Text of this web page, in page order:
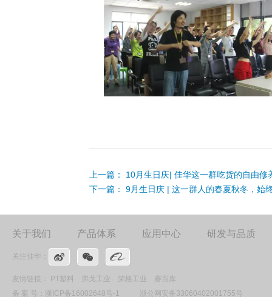
上一篇： 10月生日庆| 佳华这一群吃货的自由修
下一篇： 9月生日庆 | 这一群人的春夏秋冬，始
关于我们 产品体系 应用中心 研发与品质
关注佳华：
友情链接： PT塑料 弗戈工业 荣格工业
赛百库
备 案 号： 浙ICP备16002648号-1
浙公网安备33060402001755号